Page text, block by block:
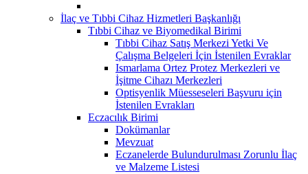
İlaç ve Tıbbi Cihaz Hizmetleri Başkanlığı
Tıbbi Cihaz ve Biyomedikal Birimi
Tıbbi Cihaz Satış Merkezi Yetki Ve
Çalışma Belgeleri İçin İstenilen Evraklar
Ismarlama Ortez Protez Merkezleri ve
İşitme Cihazı Merkezleri
Optisyenlik Müesseseleri Başvuru için
İstenilen Evrakları
Eczacılık Birimi
Dokümanlar
Mevzuat
Eczanelerde Bulundurulması Zorunlu İlaç
ve Malzeme Listesi